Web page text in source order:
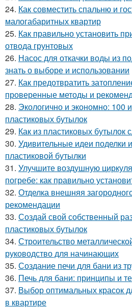
24. Как совместить спальню и
малогабаритных квартир
25. Как правильно установить
отвода грунтовых
26. Насос для откачки воды из
знать о выборе и использовании
27. Как предотвратить
проверенные методы и
28. Экологично и экономно: 100
пластиковых бутылок
29. Как из пластиковых бутылок
30. Удивительные идеи поделки
пластиковой бутылки
31. Улучшите воздушную
погребе: как правильно
32. Отделка внешняя
рекомендации
33. Создай свой собственный
пластиковых бутылок
34. Строительство
руководство для начинающих
35. Создание печи для бани из
36. Печь для бани: принципы и
37. Выбор оптимальных красок
в квартире